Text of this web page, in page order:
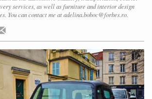
services, as well as furniture and interior design
You can contact me at adelina.boboc@forbes.ro.